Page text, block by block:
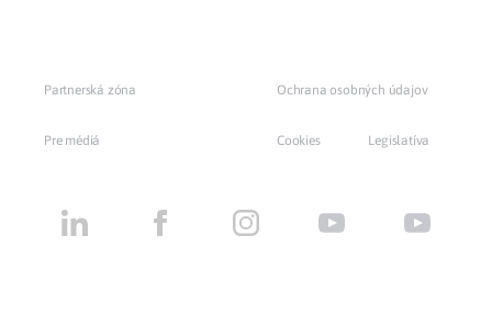
Partnerská zóna
Pre médiá
Ochrana osobných údajov
Cookies Legislatíva